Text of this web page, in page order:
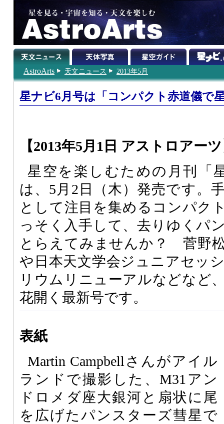
AstroArts 天文ニュース 2013年5月
星ナビ6月号は「コンパクト赤道儀で
【2013年5月1日 アストロアー
星空を楽しむための月刊「
は、5月2日（木）発売です。
として注目を集めるコンパク
っそく入手して、去りゆくパ
とらえてみませんか？ 菅野
や日本天文学会ジュニアセッ
リウムリニューアルなどなど
花開く最新号です。
表紙
Martin Campbellさんがアイル
ランドで撮影した、M31アン
ドロメダ座大銀河と扇状に尾
を広げたパンスターズ彗星で